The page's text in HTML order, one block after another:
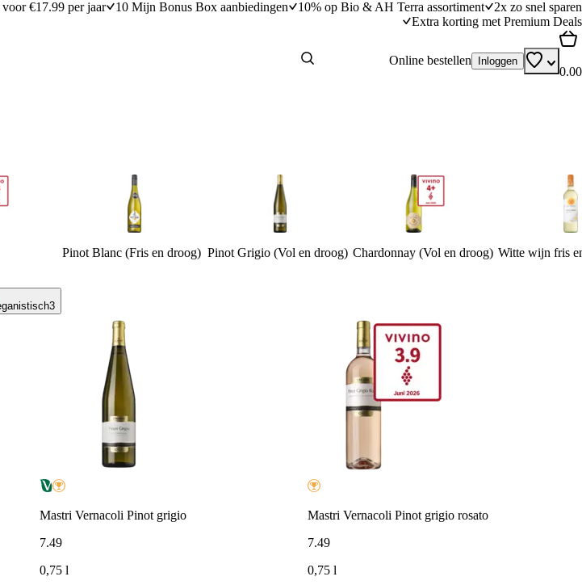
€17.99 per jaar 10 Mijn Bonus Box aanbiedingen 10% op Bio & AH Terra assortiment
2x zo snel sparen
Extra korting met Premium Deals
Online bestellen Inloggen
0.00
Pinot Blanc (Fris en droog) Pinot Grigio (Vol en droog) Chardonnay (Vol en droog) Witte wijn fris
3
Mastri Vernacoli Pinot grigio
7.49
0,75 l
Mastri Vernacoli Pinot grigio rosato
7.49
0,75 l